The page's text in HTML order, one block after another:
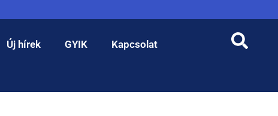
Új hírek GYIK Kapcsolat